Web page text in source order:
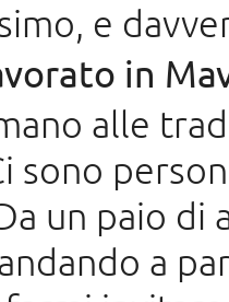
e
in
alle
sono
un paio di
a